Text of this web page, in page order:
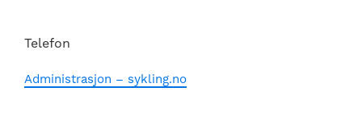
Telefon
Administrasjon – sykling.no